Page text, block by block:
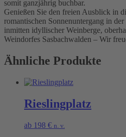
somit ganzjährig buchbar.
Genießen Sie den freien Ausblick in
romantischen Sonnenuntergang in
inmitten idyllischer Weinberge,
Weindorfes Sasbachwalden – Wir
Ähnliche Produkte
Rieslingplatz
ab 198 € n. v.